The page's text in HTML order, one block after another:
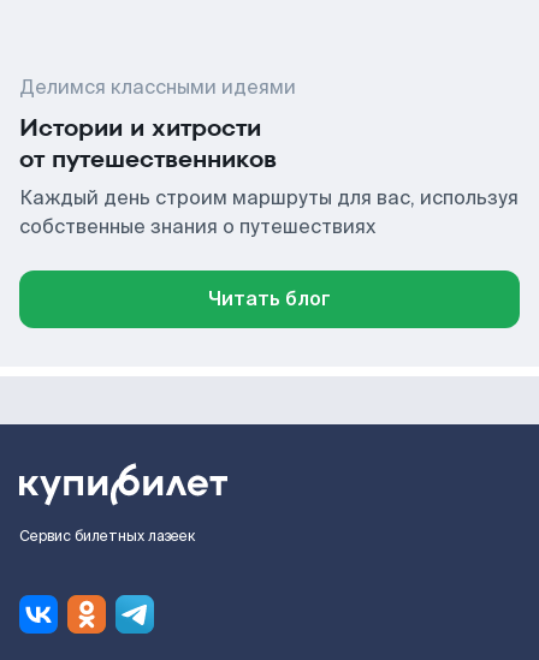
Делимся классными идеями
Истории и хитрости
от путешественников
Каждый день строим маршруты для вас, используя
собственные знания о путешествиях
Читать блог
Сервис билетных лазеек